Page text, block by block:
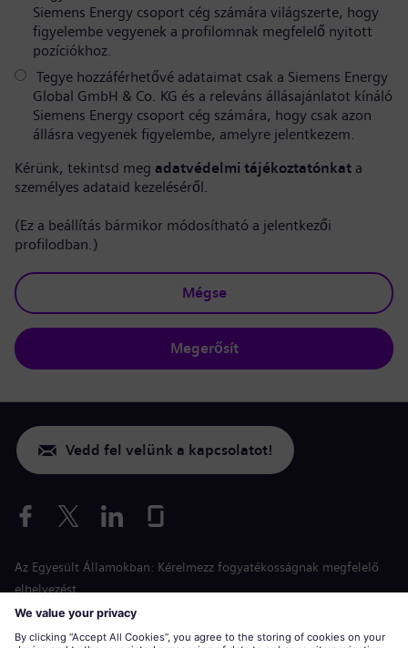
Siemens Energy csoport cég számára világszerte, hogy
figyelembe vegyenek a profilomnak megfelelő nyitott
pozíciókhoz.
Tegye hozzáférhetővé adataimat csak a Siemens Energy
Global GmbH & Co. KG és a releváns állásajánlatot kínáló
Siemens Energy csoport cég számára, hogy csak azon
állásra vegyenek figyelembe, amelyre jelentkezem.
Kérünk, tekintsd meg adatvédelmi tájékoztatónkat a
személyes adataid kezeléséről.
(Ez a beállítás bármikor módosítható a jelentkezői
profilodban.)
Mégse
Megerősít
Vedd fel velünk a kapcsolatot!
Az Egyesült Államokban: Kérelmezz fogyatékosságnak megfelelő
elhelyezést
Esélyegyenlőség a jelentkezés során
siemens-energy.comGlobális weboldal